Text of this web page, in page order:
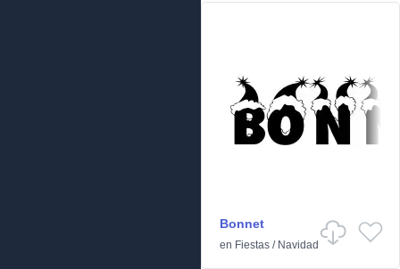
Bonnet
en Fiestas / Navidad